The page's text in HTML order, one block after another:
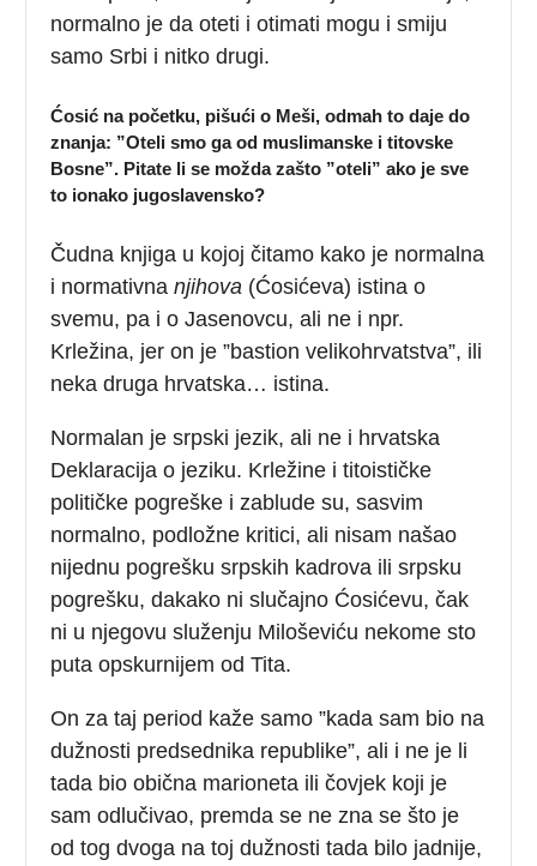
normalno je da oteti i otimati mogu i smiju
samo Srbi i nitko drugi.
Ćosić na početku, pišući o Meši, odmah to daje do
znanja: ”Oteli smo ga od muslimanske i titovske
Bosne”. Pitate li se možda zašto ”oteli” ako je sve
to ionako jugoslavensko?
Čudna knjiga u kojoj čitamo kako je normalna
i normativnanjihova (Ćosićeva) istina o
svemu, pa i o Jasenovcu, ali ne i npr.
Krležina, jer on je ”bastion velikohrvatstva”, ili
neka druga hrvatska… istina.
Normalan je srpski jezik, ali ne i hrvatska
Deklaracija o jeziku. Krležine i titoističke
političke pogreške i zablude su, sasvim
normalno, podložne kritici, ali nisam našao
nijednu pogrešku srpskih kadrova ili srpsku
pogrešku, dakako ni slučajno Ćosićevu, čak
ni u njegovu služenju Miloševiću nekome sto
puta opskurnijem od Tita.
On za taj period kaže samo ”kada sam bio na
dužnosti predsednika republike”, ali i ne je li
tada bio obična marioneta ili čovjek koji je
sam odlučivao, premda se ne zna se što je
od tog dvoga na toj dužnosti tada bilo jadnije,